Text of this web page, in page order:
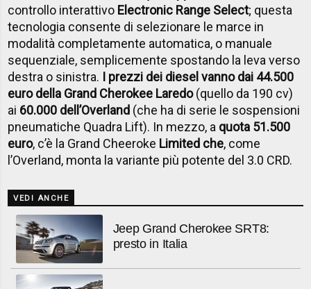
controllo interattivo Electronic Range Select; questa
tecnologia consente di selezionare le marce in
modalità completamente automatica, o manuale
sequenziale, semplicemente spostando la leva verso
destra o sinistra. I prezzi dei diesel vanno dai 44.500
euro della Grand Cherokee Laredo(quello da 190 cv)
ai 60.000 dell’Overland (che ha di serie le sospensioni
pneumatiche Quadra Lift). In mezzo, a quota 51.500
euro, c’è la Grand Cheeroke Limited che, come
l’Overland, monta la variante più potente del 3.0 CRD.
VEDI ANCHE
Jeep Grand Cherokee SRT8:
presto in Italia